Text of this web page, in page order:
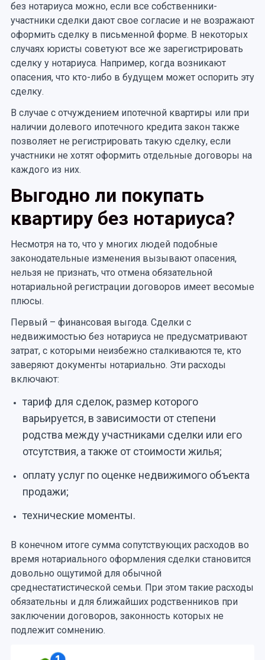
без нотариуса можно, если все собственники-
участники сделки дают свое согласие и не возражают
оформить сделку в письменной форме. В некоторых
случаях юристы советуют все же зарегистрировать
сделку у нотариуса. Например, когда возникают
опасения, что кто-либо в будущем может оспорить эту
сделку.
В случае с отчуждением ипотечной квартиры или при
наличии долевого ипотечного кредита закон также
позволяет не регистрировать такую сделку, если
участники не хотят оформить отдельные договоры на
каждого из них.
Выгодно ли покупать
квартиру без нотариуса?
Несмотря на то, что у многих людей подобные
законодательные изменения вызывают опасения,
нельзя не признать, что отмена обязательной
нотариальной регистрации договоров имеет весомые
плюсы.
Первый – финансовая выгода. Сделки с
недвижимостью без нотариуса не предусматривают
затрат, с которыми неизбежно сталкиваются те, кто
заверяют документы нотариально. Эти расходы
включают:
тариф для сделок, размер которого
варьируется, в зависимости от степени
родства между участниками сделки или его
отсутствия, а также от стоимости жилья;
оплату услуг по оценке недвижимого объекта
продажи;
технические моменты.
В конечном итоге сумма сопутствующих расходов во
время нотариального оформления сделки становится
довольно ощутимой для обычной
среднестатистической семьи. При этом такие расходы
обязательны и для ближайших родственников при
заключении договоров, законность которых не
подлежит сомнению.